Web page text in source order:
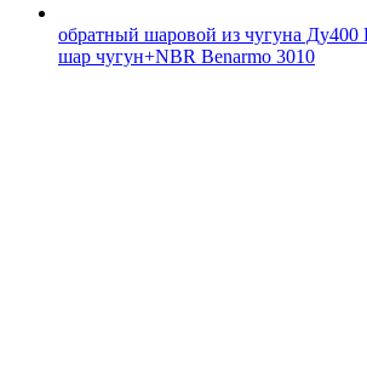
обратный шаровой из чугуна Ду400
шар чугун+NBR Benarmo 3010